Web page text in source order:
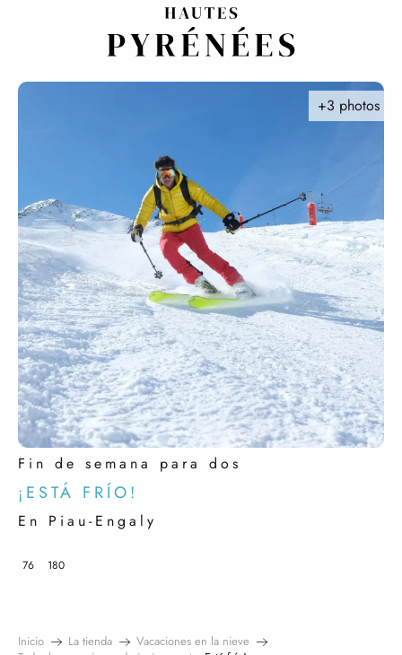
Fin de semana para dos
¡ESTÁ FRÍO!
En Piau-Engaly
+3 photos
76 180
Inicio La tienda
Vacaciones en la nieve